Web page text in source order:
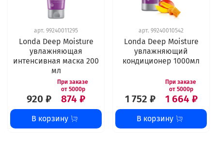
арт. 99240011295
Londa Deep Moisture
увлажняющая
интенсивная маска 200
мл
920 ₽ 874 ₽
В корзину
арт. 99240010542
Londa Deep Moisture
увлажняющий
кондиционер 1000мл
1 752 ₽ 1 664 ₽
В корзину